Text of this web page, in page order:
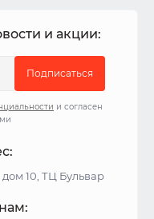
и акции:
Подписаться
и согласен
10, ТЦ Бульвар